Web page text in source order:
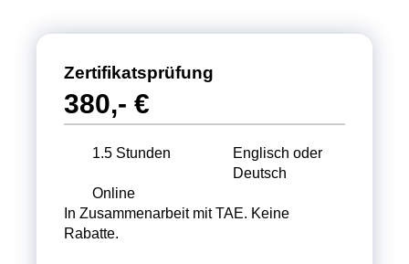
Zertifikatsprüfung
380,- €
1.5 Stunden
Englisch oder
Deutsch
Online
In Zusammenarbeit mit TAE. Keine
Rabatte.